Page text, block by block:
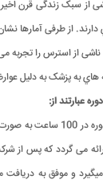
از سبک زندگی قرن
از طرفی آمارها
عبارتند از:
آموزش: مطالب این دوره
می گردد که پس از
و موفق به